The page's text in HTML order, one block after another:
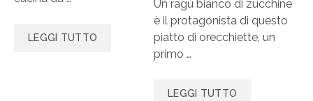
LEGGI TUTTO
Un ragù bianco di zucchine
è il protagonista di questo
piatto di orecchiette, un
primo …
LEGGI TUTTO